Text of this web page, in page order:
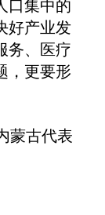
口集中的
好产业发
务、医疗
，更要形
古代表